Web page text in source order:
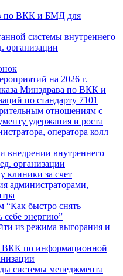
по ВКК и БМД для
системы внутреннего
организации
на 2026 г.
Минздрава по ВКК и
по стандарту 7101
отношениям с
удержания и роста
оператора колл
внутреннего
организации
клиники за счет
администраторами,
быстро снять
себе энергию”
из режима выгорания и
ВКК по информационной
системы менеджмента